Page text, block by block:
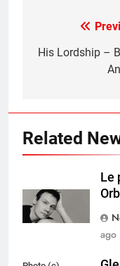
navigation
His Lordship –
Related
Le
ago